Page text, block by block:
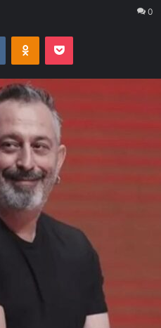
0
VKontakteOdnoklassniki
Pocket